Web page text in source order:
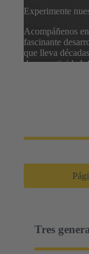
Experimente
Acompáñenos
fascinante
que lleva
de conectividad.
Tres